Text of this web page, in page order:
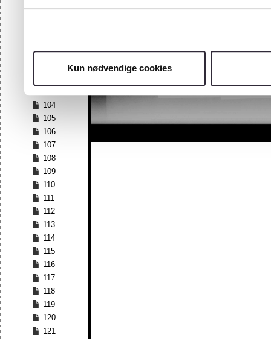
Kun nødvendige cookies
97
100
104
105
106
107
108
109
110
111
112
113
114
115
116
117
118
119
120
121